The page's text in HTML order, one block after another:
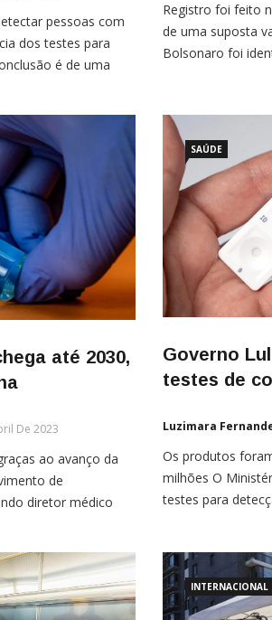
pessoas com
dos testes para
é de uma
— que testaram
que os
Registro foi feito
de uma suposta
Bolsonaro foi
contém o e-mail
a data de
na […]
até 2030,
De 2023
ao avanço da
de
diretor médico
Pelo menos, é
conforme
Burton, diretor
SAÚDE
Governo
testes de
Luzimara
Os produtos
milhões O
testes para
R$ 43 milhões.
também servem
INTERNACIONAL